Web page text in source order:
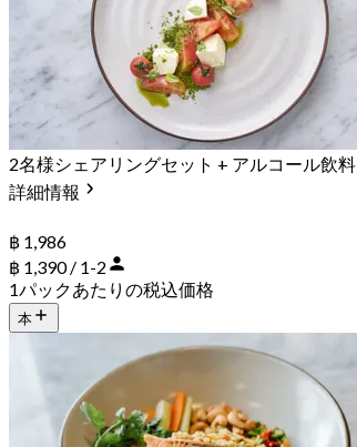
2名様シェアリングセット + アルコール飲料
詳細情報
฿ 1,986
฿ 1,390 / 1-2
1パックあたりの税込価格
本